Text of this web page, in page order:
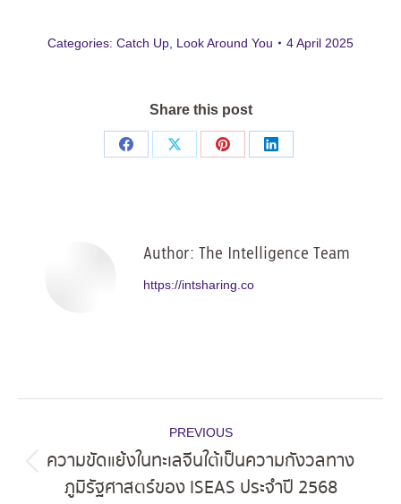
Categories: Catch Up Look Around You 4 April 2025
Share this post
Share
Share
Share
Share
Author: The Intelligence Team
https://intsharing.co
navigation
PREVIOUS
post:
ความขัดแย้งในทะเลจีนใต้เป็นความกังวลทาง
ภูมิรัฐศาสตร์ของ ISEAS ประจำปี 2568